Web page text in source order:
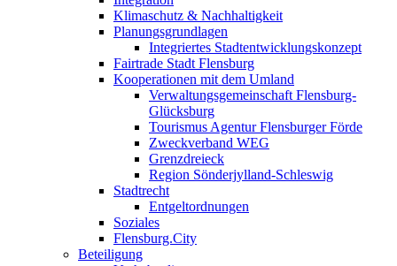
Klimaschutz & Nachhaltigkeit
Planungsgrundlagen
Integriertes Stadtentwicklungskonzept
Fairtrade Stadt Flensburg
Kooperationen mit dem Umland
Verwaltungsgemeinschaft Flensburg-
Glücksburg
Tourismus Agentur Flensburger Förde
Zweckverband WEG
Grenzdreieck
Region Sönderjylland-Schleswig
Stadtrecht
Entgeltordnungen
Soziales
Flensburg.City
Beteiligung